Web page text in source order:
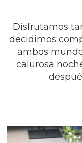
Disfrutamos
decidimos
ambos
calurosa